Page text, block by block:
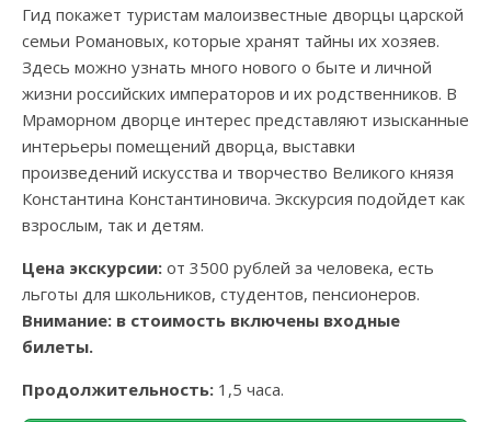
Гид покажет туристам малоизвестные дворцы царской
семьи Романовых, которые хранят тайны их хозяев.
Здесь можно узнать много нового о быте и личной
жизни российских императоров и их родственников. В
Мраморном дворце интерес представляют изысканные
интерьеры помещений дворца, выставки
произведений искусства и творчество Великого князя
Константина Константиновича. Экскурсия подойдет как
взрослым, так и детям.
Цена экскурсии: от 3500 рублей за человека, есть
льготы для школьников, студентов, пенсионеров.
Внимание: в стоимость включены входные
билеты.
Продолжительность: 1,5 часа.